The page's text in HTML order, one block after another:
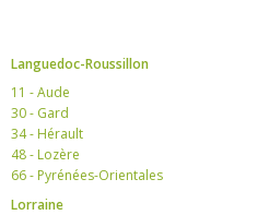
Languedoc-Roussillon
11 - Aude
30 - Gard
34 - Hérault
48 - Lozère
66 - Pyrénées-Orientales
Lorraine